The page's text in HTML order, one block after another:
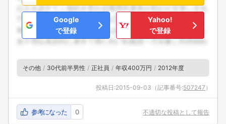
Google
で登録
Yahoo!
で登録
その他 30代前半男性 正社員 年収400万円 2012年度
投稿日:2015-09-03 （記事番号:507247 ）
参考になった 0 不適切な投稿として報告